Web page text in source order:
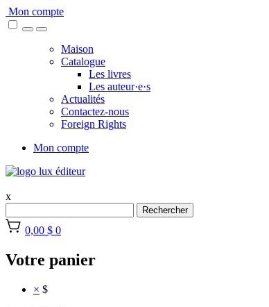
Skip
to
Mon compte
Maison
Catalogue
Les livres
Les auteur·e·s
Actualités
Contactez-nous
Foreign Rights
Mon compte
x
Rechercher
0,00 $ 0
Votre panier
× $